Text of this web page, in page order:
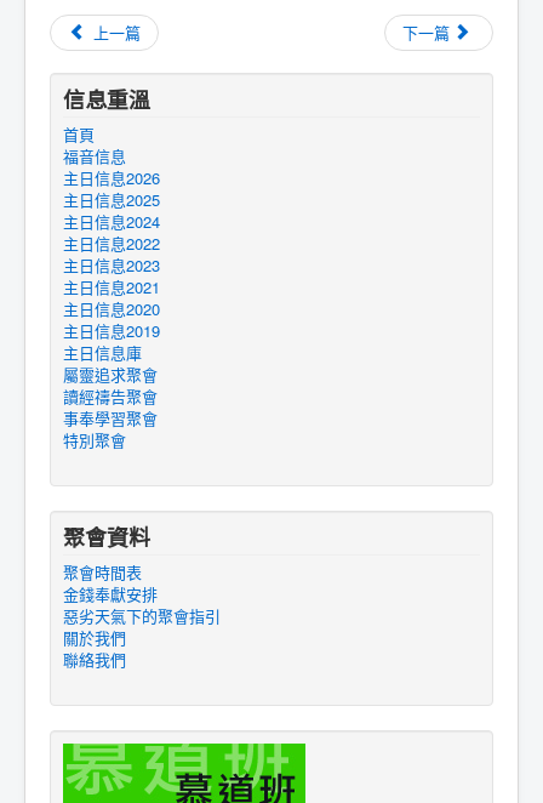
上一篇 下一篇
信息重溫
首頁
福音信息
主日信息2026
主日信息2025
主日信息2024
主日信息2022
主日信息2023
主日信息2021
主日信息2020
主日信息2019
主日信息庫
屬靈追求聚會
讀經禱告聚會
事奉學習聚會
特別聚會
聚會資料
聚會時間表
金錢奉獻安排
惡劣天氣下的聚會指引
關於我們
聯絡我們